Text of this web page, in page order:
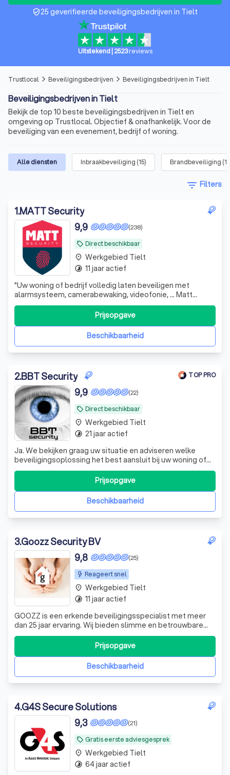
verified_user25 geverifieerde beveiligingsbedrijven in Tielt
Uitstekend| 2523 reviews
Trustlocal arrow_forward_ios Beveiligingsbedrijven arrow_forward_ios Beveiligingsbedrijven in Tielt
Beveiligingsbedrijven in Tielt
Bekijk de top 10 beste beveiligingsbedrijven in Tielt en
omgeving op Trustlocal. Objectief & onafhankelijk. Voor de
beveiliging van een evenement, bedrijf of woning.
Alle diensten Inbraakbeveiliging (15) Brandbeveiliging (
filter_list Filters
1.MATT Security
local_offer Direct beschikbaar
(238)
9,9
"Uw woning of bedrijf volledig laten beveiligen met
alarmsysteem, camerabewaking, videofonie, ... Matt
Security is hiervoor dé partner. Zij helpen hun klanten van A
pakket! Grote dank aan zaakvoerder Bart Mattan voor het
vlotte intake gesprek, de vlotte communicatie alsook de
perfect uitgevoerde plaatsing. Wij hebben een heel goed
gevoel bij dit bedrijf. Een tevreden klant!"
Beschikbaarheid
Prijsopgave
place Werkgebied Tielt
timelapse 11 jaar actief
2.BBT Security TOP PRO
local_offer Direct beschikbaar
(22)
9,9
Ja. We bekijken graag uw situatie en adviseren welke
beveiligingsoplossing het best aansluit bij uw woning of
bedrijfspand. Zo krijgt u een beveiligingssysteem dat
perfect aansluit bij uw behoeften.
Beschikbaarheid
Prijsopgave
place Werkgebied Tielt
timelapse 21 jaar actief
3.Goozz Security BV
Reageert snel
(25)
9,8
GOOZZ is een erkende beveiligingsspecialist met meer
dan 25 jaar ervaring. Wij bieden slimme en betrouwbare
beveiligingsoplossingen met een sterke focus op
kwaliteit en een correcte prijs.
Beschikbaarheid
Prijsopgave
place Werkgebied Tielt
timelapse 11 jaar actief
4.G4S Secure Solutions
local_offer Gratis eerste adviesgesprek
(21)
9,3
place Werkgebied Tielt
timelapse 64 jaar actief